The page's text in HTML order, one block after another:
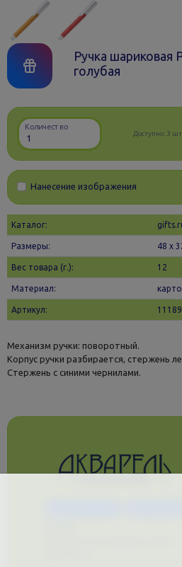
Ручка шариковая
голубая
Количество
Доступно: 3 шт.
Нанесение изображения
Каталог:
Размеры: 48 х
Вес товара (г.): 12
Материал:
Артикул:
Механизм ручки: поворотный.
Корпус ручки разбирается, стержень
Стержень с синими чернилами.